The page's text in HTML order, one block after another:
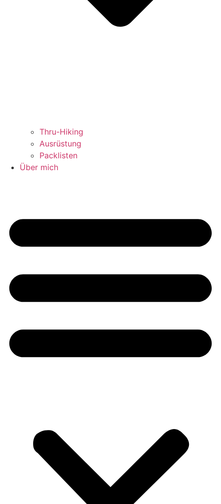
Thru-Hiking
Ausrüstung
Packlisten
Über mich